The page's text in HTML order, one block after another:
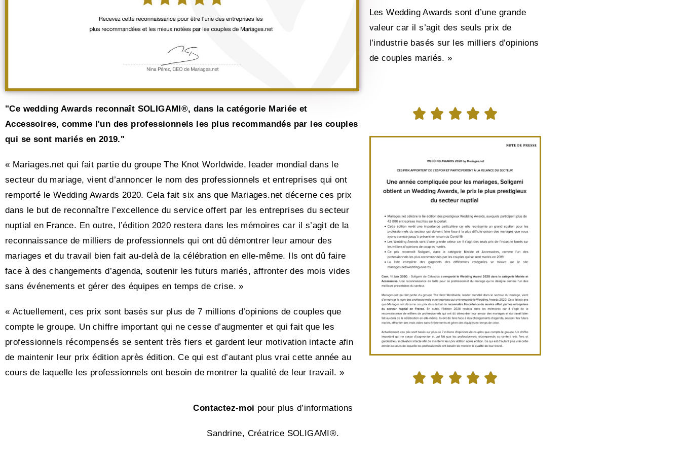
Les Wedding Awards sont d’une grande
valeur car il s’agit des seuls prix de
l’industrie basés sur les milliers d’opinions
de couples mariés. »
"Ce wedding Awards reconnaît SOLIGAMI®, dans la catégorie Mariée et
Accessoires, comme l'un des professionnels les plus recommandés par les couples
qui se sont mariés en 2019."
« Mariages.net qui fait partie du groupe The Knot Worldwide, leader mondial dans le
secteur du mariage, vient d’annoncer le nom des professionnels et entreprises qui ont
remporté le Wedding Awards 2020. Cela fait six ans que Mariages.net décerne ces prix
dans le but de reconnaître l’excellence du service offert par les entreprises du secteur
nuptial en France. En outre, l’édition 2020 restera dans les mémoires car il s’agit de la
reconnaissance de milliers de professionnels qui ont dû démontrer leur amour des
mariages et du travail bien fait au-delà de la célébration en elle-même. Ils ont dû faire
face à des changements d’agenda, soutenir les futurs mariés, affronter des mois vides
sans événements et gérer des équipes en temps de crise. »
« Actuellement, ces prix sont basés sur plus de 7 millions d’opinions de couples que
compte le groupe. Un chiffre important qui ne cesse d’augmenter et qui fait que les
professionnels récompensés se sentent très fiers et gardent leur motivation intacte afin
de maintenir leur prix édition après édition. Ce qui est d’autant plus vrai cette année au
cours de laquelle les professionnels ont besoin de montrer la qualité de leur travail. »
    
    
Contactez-moi pour plus d’informations
Sandrine, Créatrice SOLIGAMI®.